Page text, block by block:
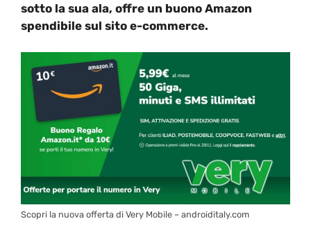
sotto la sua ala, offre un buono Amazon
spendibile sul sito e-commerce.
Scopri la nuova offerta di Very Mobile – androiditaly.com